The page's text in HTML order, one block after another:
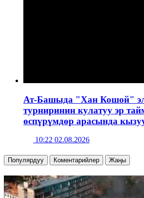
Ат-Башыда "Хан Кошой"
турниринин кулатуу эр
өспүрүмдөр арасында
10:22 02.08.2026
Популярдуу Коментарийлер Жаңы